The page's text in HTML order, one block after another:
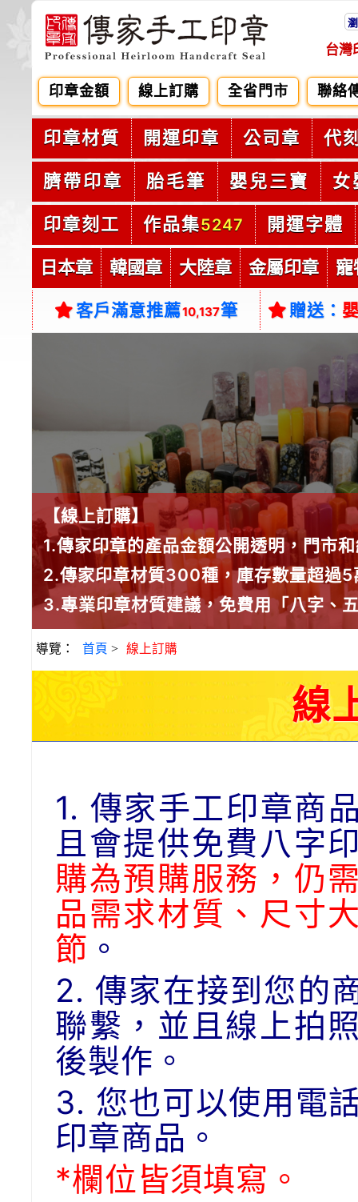
台灣
印章金額 線上訂購 全省門市 聯絡
印章材質 開運印章 公司章 代
臍帶印章 胎毛筆 嬰兒三寶 女
印章刻工 作品集5247 開運字體
日本章 韓國章 大陸章 金屬印章 寵
客戶滿意推薦10,137筆 贈送：
【線上訂購】
1.傳家印章的產品金額公開透明，門市
2.傳家印章材質300種，庫存數量超過
3.專業印章材質建議，免費用「八字、
導覽： 首頁 > 線上訂購
線
1. 傳家手工印章商
且會提供免費八字
購為預購服務，仍
品需求材質、尺寸
節 。
2. 傳家在接到您的
聯繫，並且線上拍
後製作。
3. 您也可以使用電
印章商品。
*欄位皆須填寫。